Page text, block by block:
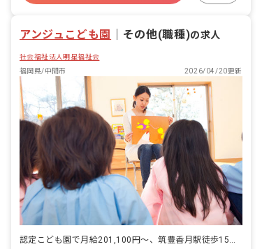
アンジュこども園 その他(職種)の求人
社会福祉法人明星福祉会
福岡県/中間市
2026/04/20更新